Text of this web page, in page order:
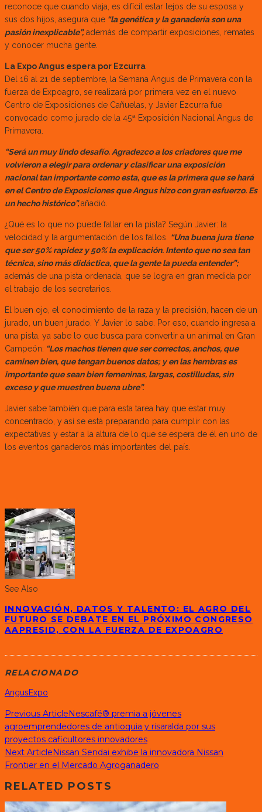
reconoce que cuando viaja, es difícil estar lejos de su esposa y
sus dos hijos, asegura que “la genética y la ganadería son una
pasión inexplicable”,además de compartir exposiciones, remates
y conocer mucha gente.
La Expo Angus espera por Ezcurra
Del 16 al 21 de septiembre, la Semana Angus de Primavera con la
fuerza de Expoagro, se realizará por primera vez en el nuevo
Centro de Exposiciones de Cañuelas, y Javier Ezcurra fue
convocado como jurado de la 45ª Exposición Nacional Angus de
Primavera.
“Será un muy lindo desafío. Agradezco a los criadores que me
volvieron a elegir para ordenar y clasificar una exposición
nacional tan importante como esta, que es la primera que se hará
en el Centro de Exposiciones que Angus hizo con gran esfuerzo. Es
un hecho histórico”,añadió.
¿Qué es lo que no puede fallar en la pista? Según Javier: la
velocidad y la argumentación de los fallos. “Una buena jura tiene
que ser 50% rapidez y 50% la explicación. Intento que no sea tan
técnica, sino más didáctica, que la gente la pueda entender”;
además de una pista ordenada, que se logra en gran medida por
el trabajo de los secretarios.
El buen ojo, el conocimiento de la raza y la precisión, hacen de un
jurado, un buen jurado. Y Javier lo sabe. Por eso, cuando ingresa a
una pista, ya sabe lo que busca para convertir a un animal en Gran
Campeón: “Los machos tienen que ser correctos, anchos, que
caminen bien, que tengan buenos datos; y en las hembras es
importante que sean bien femeninas, largas, costilludas, sin
exceso y que muestren buena ubre”.
Javier sabe también que para esta tarea hay que estar muy
concentrado, y así se está preparando para cumplir con las
expectativas y estar a la altura de lo que se espera de él en uno de
los eventos ganaderos más importantes del país.
See Also
INNOVACIÓN, DATOS Y TALENTO: EL AGRO DEL
FUTURO SE DEBATE EN EL PRÓXIMO CONGRESO
AAPRESID, CON LA FUERZA DE EXPOAGRO
RELACIONADO
AngusExpo
Previous Article Nescafé® premia a jóvenes
agroemprendedores de antioquia y risaralda por sus
proyectos caficultores innovadores
Next Article Nissan Sendai exhibe la innovadora Nissan
Frontier en el Mercado Agroganadero
RELATED POSTS